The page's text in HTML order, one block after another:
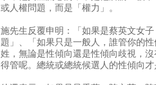
或人權問題，而是「權力」。
施先生反覆申明：「如果是蔡英文女
題」、「如果只是一般人，誰管你的
姓，無論是性傾向還是性傾向歧視，
得管呢。總統或總統候選人的性傾向